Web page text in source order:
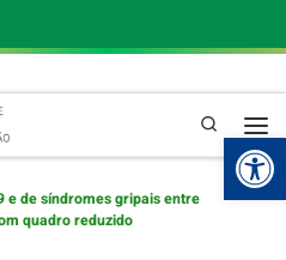
Pesquisa
e de síndromes gripais entre
quadro reduzido